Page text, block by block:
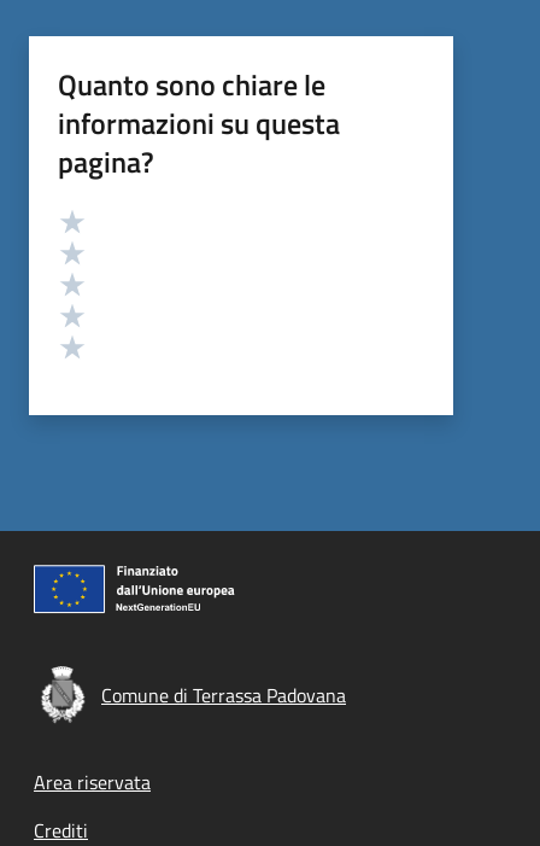
Quanto sono chiare le
informazioni su questa
pagina?
Valutazione
Comune di Terrassa Padovana
Footer menu
Area riservata
Crediti